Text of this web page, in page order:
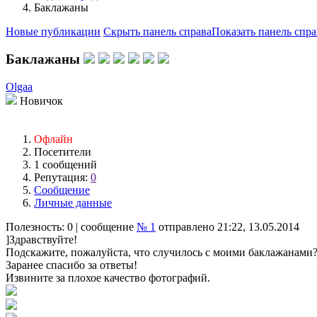
Баклажаны
Новые публикации Скрыть панель справаПоказать панель
Баклажаны
Olgaa
Новичок
Офлайн
Посетители
1 сообщений
Репутация: 0
Сообщение
Личные данные
Полезность: 0 | сообщение № 1 отправлено 21:22, 13.05.2014
]Здравствуйте!
Подскажите, пожалуйста, что случилось с моими баклажанами?
Заранее спасибо за ответы!
Извините за плохое качество фотографий.